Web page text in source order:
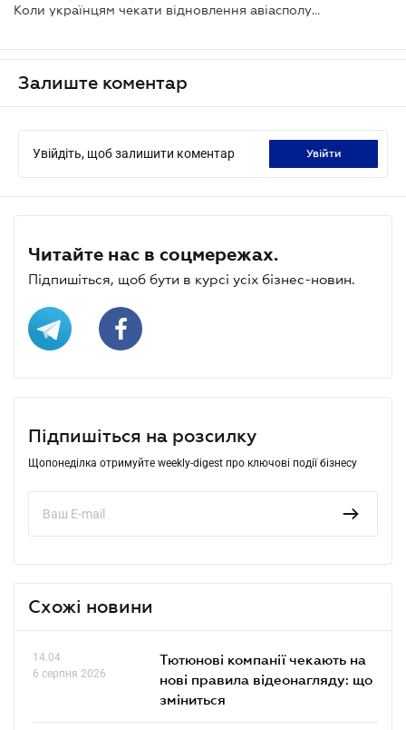
Коли українцям чекати відновлення авіасполучення
Залиште коментар
Увійдіть, щоб залишити коментар увійти
Читайте нас в соцмережах.
Підпишіться, щоб бути в курсі усіх бізнес-новин.
Підпишіться на розсилку
Щопонеділка отримуйте weekly-digest про ключові події бізнесу
Схожі новини
14.04
6 серпня 2026
Тютюнові компанії чекають на
нові правила відеонагляду: що
зміниться